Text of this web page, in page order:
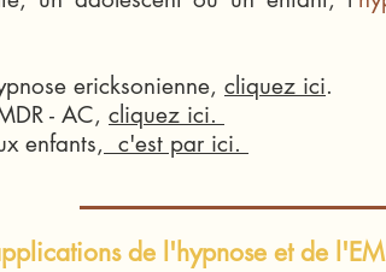
ericksonienne, cliquez ici.
- AC, cliquez ici.
enfants, c'est par ici.
de l'hypnose et de